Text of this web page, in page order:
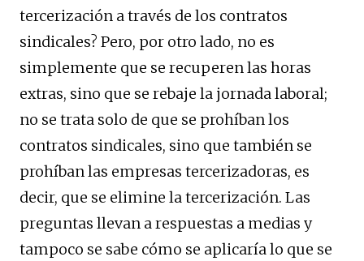
tercerización a través de los contratos
sindicales? Pero, por otro lado, no es
simplemente que se recuperen las horas
extras, sino que se rebaje la jornada laboral;
no se trata solo de que se prohíban los
contratos sindicales, sino que también se
prohíban las empresas tercerizadoras, es
decir, que se elimine la tercerización. Las
preguntas llevan a respuestas a medias y
tampoco se sabe cómo se aplicaría lo que se